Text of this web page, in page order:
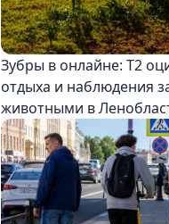
Зубры в онлайне: Т2
отдыха и наблюдения
животными в